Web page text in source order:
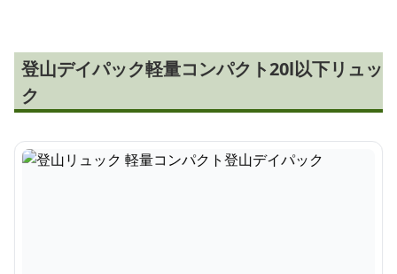
登山デイパック軽量コンパクト20l以下リュッ
ク